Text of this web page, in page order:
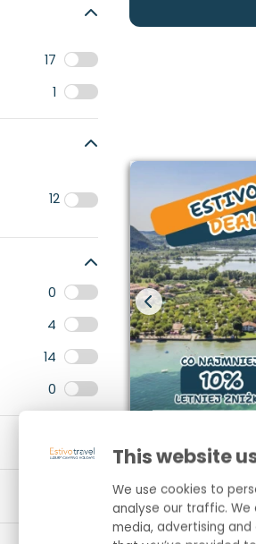
This website
We use cookies to
analyse our traffic. We
media, advertising
17
1
12
0
4
14
0